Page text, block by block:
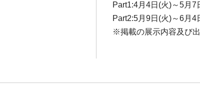
Part1:4月4日(火)～5月7
Part2:5月9日(火)～6月4
※掲載の展示内容及び